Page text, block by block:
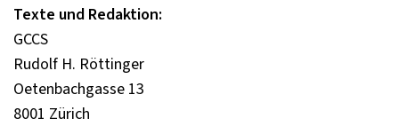
Texte und Redaktion:
GCCS
Rudolf H. Röttinger
Oetenbachgasse 13
8001 Zürich